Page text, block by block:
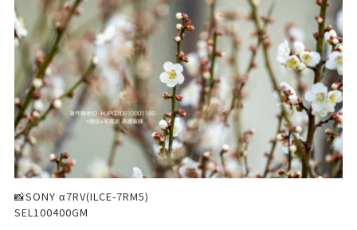
📸SONY α7RV(ILCE-7RM5)
SEL100400GM